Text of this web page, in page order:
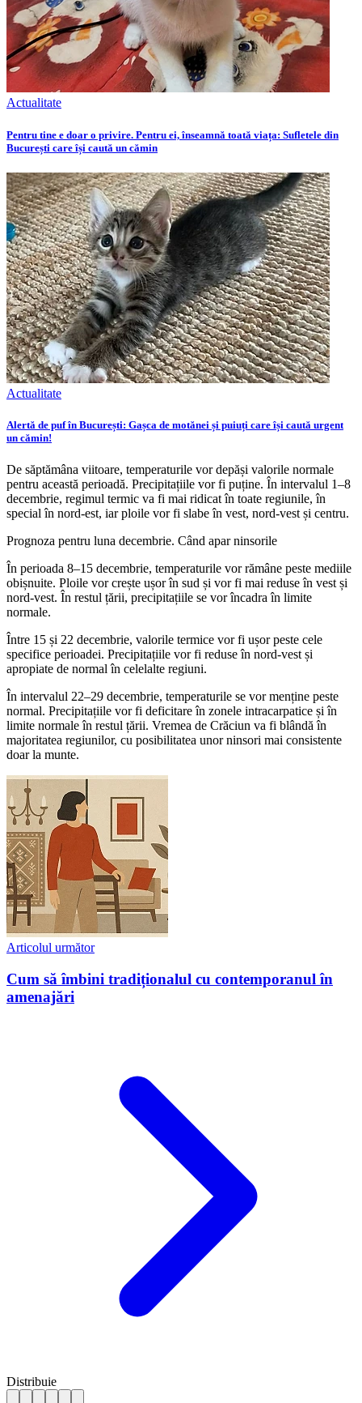
Actualitate
Pentru tine e doar o privire. Pentru ei, înseamnă toată viața: Sufletele din
București care își caută un cămin
Actualitate
Alertă de puf în București: Gașca de motănei și puiuți care își caută urgent
un cămin!
De săptămâna viitoare, temperaturile vor depăși valorile normale
pentru această perioadă. Precipitațiile vor fi puține. În intervalul 1–8
decembrie, regimul termic va fi mai ridicat în toate regiunile, în
special în nord-est, iar ploile vor fi slabe în vest, nord-vest și centru.
Prognoza pentru luna decembrie. Când apar ninsorile
În perioada 8–15 decembrie, temperaturile vor rămâne peste mediile
obișnuite. Ploile vor crește ușor în sud și vor fi mai reduse în vest și
nord-vest. În restul țării, precipitațiile se vor încadra în limite
normale.
Între 15 și 22 decembrie, valorile termice vor fi ușor peste cele
specifice perioadei. Precipitațiile vor fi reduse în nord-vest și
apropiate de normal în celelalte regiuni.
În intervalul 22–29 decembrie, temperaturile se vor menține peste
normal. Precipitațiile vor fi deficitare în zonele intracarpatice și în
limite normale în restul țării. Vremea de Crăciun va fi blândă în
majoritatea regiunilor, cu posibilitatea unor ninsori mai consistente
doar la munte.
Articolul următor
Cum să îmbini tradiționalul cu contemporanul în
amenajări
Distribuie